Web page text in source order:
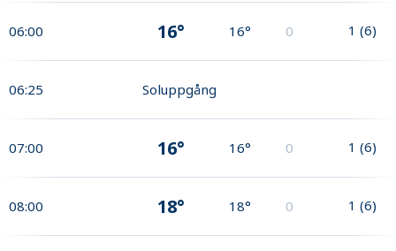
06:00 16° 16° 0 1 (6)
06:25 Soluppgång
07:00 16° 16° 0 1 (6)
08:00 18° 18° 0 1 (6)